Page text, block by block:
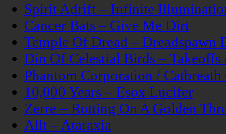
Spirit Adrift – Infinite
Cancer Bats – Give Me Dirt
Temple Of Dread – Dreadspawn
Din Of Celestial Birds –
Phantom Corporation /
10,000 Years – Esox Lucifer
Zerre – Rotting On A Golden
Allt – Ataraxia